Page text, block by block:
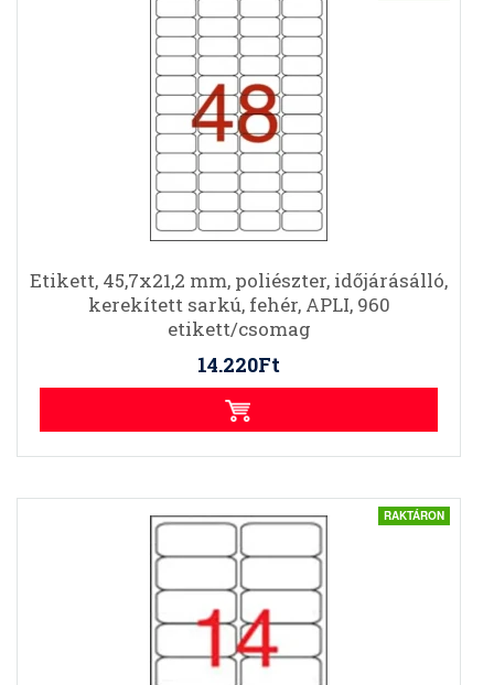
Etikett, 45,7x21,2 mm, poliészter, időjárásálló,
kerekített sarkú, fehér, APLI, 960
etikett/csomag
14.220Ft
RAKTÁRON